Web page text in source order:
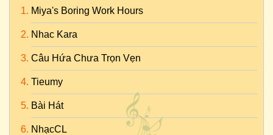
Miya's Boring Work Hours
Nhac Kara
Câu Hứa Chưa Trọn Vẹn
Tieumy
Bài Hát
NhạcCL